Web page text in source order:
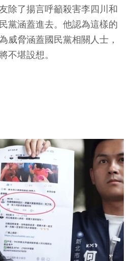
除了揚言呼籲殺害李四川和
黨涵蓋進去。他認為這樣的
威脅涵蓋國民黨相關人士，
不堪設想。